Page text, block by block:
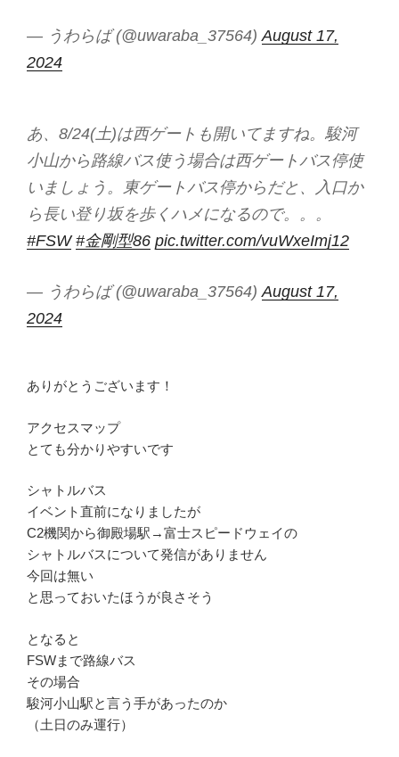
— うわらば (@uwaraba_37564)August 17,
2024
あ、8/24(土)は西ゲートも開いてますね。駿河
小山から路線バス使う場合は西ゲートバス停使
いましょう。東ゲートバス停からだと、入口か
ら長い登り坂を歩くハメになるので。。。
#FSW #金剛型86 pic.twitter.com/vuWxeImj12
— うわらば (@uwaraba_37564) August 17,
2024
ありがとうございます！
アクセスマップ
とても分かりやすいです
シャトルバス
イベント直前になりましたが
C2機関から御殿場駅→富士スピードウェイの
シャトルバスについて発信がありません
今回は無い
と思っておいたほうが良さそう
となると
FSWまで路線バス
その場合
駿河小山駅と言う手があったのか
（土日のみ運行）